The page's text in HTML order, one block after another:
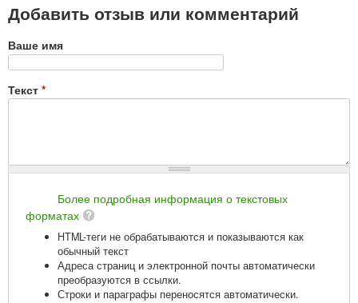
Добавить отзыв или комментарий
Ваше имя
Текст *
Более подробная информация о текстовых
форматах
HTML-теги не обрабатываются и показываются как
обычный текст
Адреса страниц и электронной почты автоматически
преобразуются в ссылки.
Строки и параграфы переносятся автоматически.